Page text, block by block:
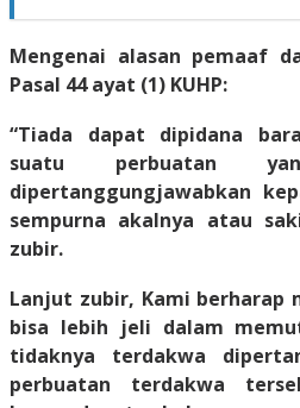
Mengenai alasan pemaaf
Pasal 44 ayat (1) KUHP:
“Tiada dapat dipidana
suatu perbuatan
dipertanggungjawabkan
sempurna akalnya atau
zubir.
Lanjut zubir, Kami berharap
bisa lebih jeli dalam
tidaknya terdakwa
perbuatan terdakwa